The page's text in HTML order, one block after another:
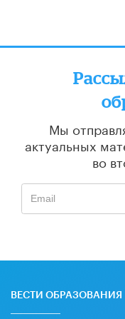
Мы
актуальных
во
ВЕСТИ ОБРАЗОВАНИЯ